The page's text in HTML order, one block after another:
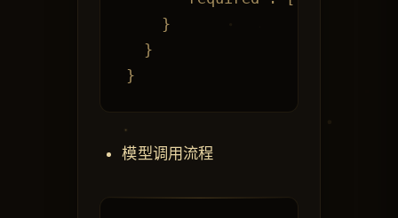
    }
  }
模型调用流程